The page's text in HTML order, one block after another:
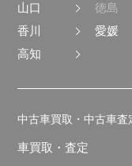
山口
徳島
香川
愛媛
高知
中古車買取・中古車査
車買取・査定